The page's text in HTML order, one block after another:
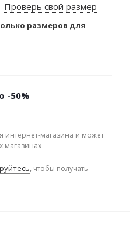
Проверь свой размер
размеров для
-50%
интернет-магазина и может
магазинах
, чтобы получать